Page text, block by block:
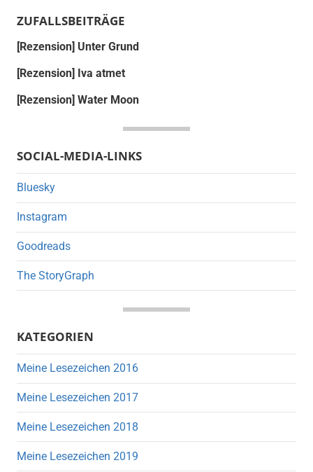
ZUFALLSBEITRÄGE
[Rezension] Unter Grund
[Rezension] Iva atmet
[Rezension] Water Moon
SOCIAL-MEDIA-LINKS
Bluesky
Instagram
Goodreads
The StoryGraph
KATEGORIEN
Meine Lesezeichen 2016
Meine Lesezeichen 2017
Meine Lesezeichen 2018
Meine Lesezeichen 2019